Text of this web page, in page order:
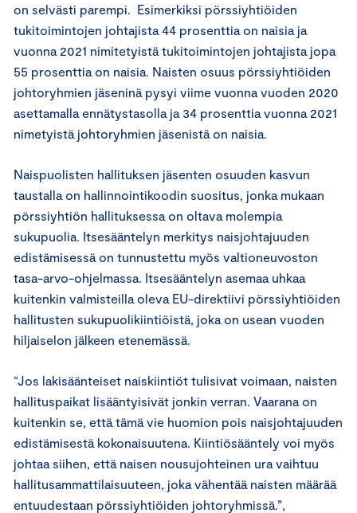
on selvästi parempi. Esimerkiksi pörssiyhtiöiden
tukitoimintojen johtajista 44 prosenttia on naisia ja
vuonna 2021 nimitetyistä tukitoimintojen johtajista jopa
55 prosenttia on naisia. Naisten osuus pörssiyhtiöiden
johtoryhmien jäseninä pysyi viime vuonna vuoden 2020
asettamalla ennätystasolla ja 34 prosenttia vuonna 2021
nimetyistä johtoryhmien jäsenistä on naisia.
Naispuolisten hallituksen jäsenten osuuden kasvun
taustalla on hallinnointikoodin suositus, jonka mukaan
pörssiyhtiön hallituksessa on oltava molempia
sukupuolia. Itsesääntelyn merkitys naisjohtajuuden
edistämisessä on tunnustettu myös valtioneuvoston
tasa-arvo-ohjelmassa. Itsesääntelyn asemaa uhkaa
kuitenkin valmisteilla oleva EU-direktiivi pörssiyhtiöiden
hallitusten sukupuolikiintiöistä, joka on usean vuoden
hiljaiselon jälkeen etenemässä.
“Jos lakisäänteiset naiskiintiöt tulisivat voimaan, naisten
hallituspaikat lisääntyisivät jonkin verran. Vaarana on
kuitenkin se, että tämä vie huomion pois naisjohtajuuden
edistämisestä kokonaisuutena. Kiintiösääntely voi myös
johtaa siihen, että naisen nousujohteinen ura vaihtuu
hallitusammattilaisuuteen, joka vähentää naisten määrää
entuudestaan pörssiyhtiöiden johtoryhmissä.”,